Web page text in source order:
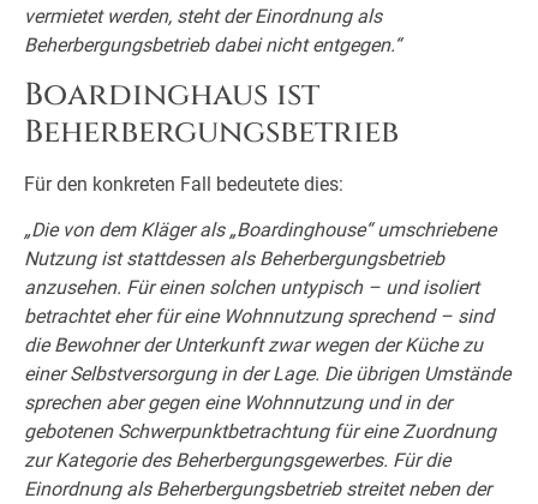
vermietet werden, steht der Einordnung als
Beherbergungsbetrieb dabei nicht entgegen.“
Boardinghaus ist
Beherbergungsbetrieb
Für den konkreten Fall bedeutete dies:
„Die von dem Kläger als „Boardinghouse“ umschriebene
Nutzung ist stattdessen als Beherbergungsbetrieb
anzusehen. Für einen solchen untypisch – und isoliert
betrachtet eher für eine Wohnnutzung sprechend – sind
die Bewohner der Unterkunft zwar wegen der Küche zu
einer Selbstversorgung in der Lage. Die übrigen Umstände
sprechen aber gegen eine Wohnnutzung und in der
gebotenen Schwerpunktbetrachtung für eine Zuordnung
zur Kategorie des Beherbergungsgewerbes. Für die
Einordnung als Beherbergungsbetrieb streitet neben der